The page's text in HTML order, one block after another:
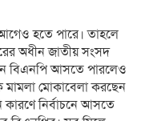
হতে পারে। তাহলে
অধীন জাতীয় সংসদ
বিএনপি আসতে পারলেও
মোকাবেলা করছেন
নির্বাচনে আসতে